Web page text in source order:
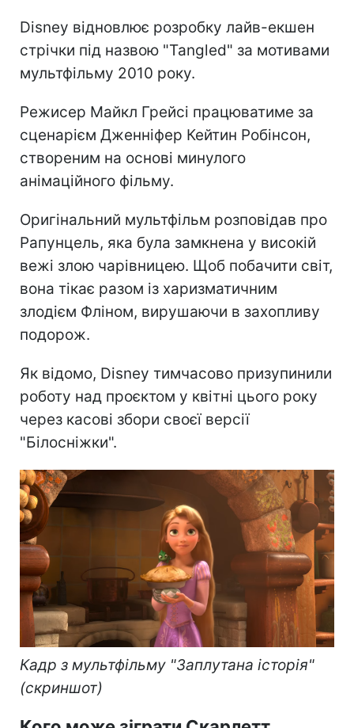
Disney відновлює розробку лайв-екшен
стрічки під назвою "Tangled" за мотивами
мультфільму 2010 року.
Режисер Майкл Грейсі працюватиме за
сценарієм Дженніфер Кейтин Робінсон,
створеним на основі минулого
анімаційного фільму.
Оригінальний мультфільм розповідав про
Рапунцель, яка була замкнена у високій
вежі злою чарівницею. Щоб побачити світ,
вона тікає разом із харизматичним
злодієм Фліном, вирушаючи в захопливу
подорож.
Як відомо, Disney тимчасово призупинили
роботу над проєктом у квітні цього року
через касові збори своєї версії
"Білосніжки".
Кадр з мультфільму "Заплутана історія"
(скриншот)